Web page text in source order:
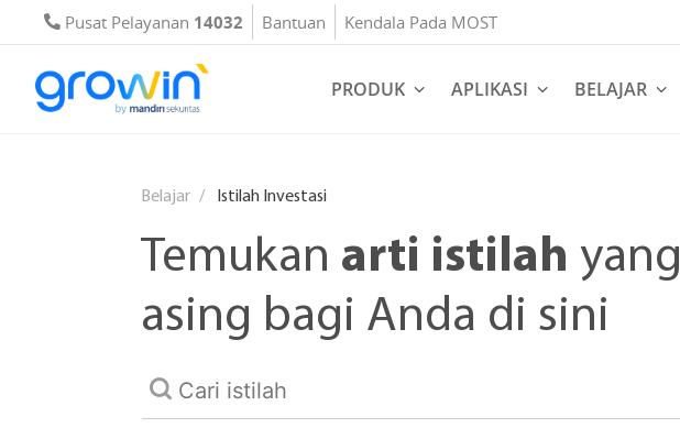
PRODUK APLIKASI BELAJAR
Pusat Pelayanan 14032 Bantuan Kendala Pada MOST
Belajar Istilah Investasi
Temukan arti istilah yang
asing bagi Anda di sini